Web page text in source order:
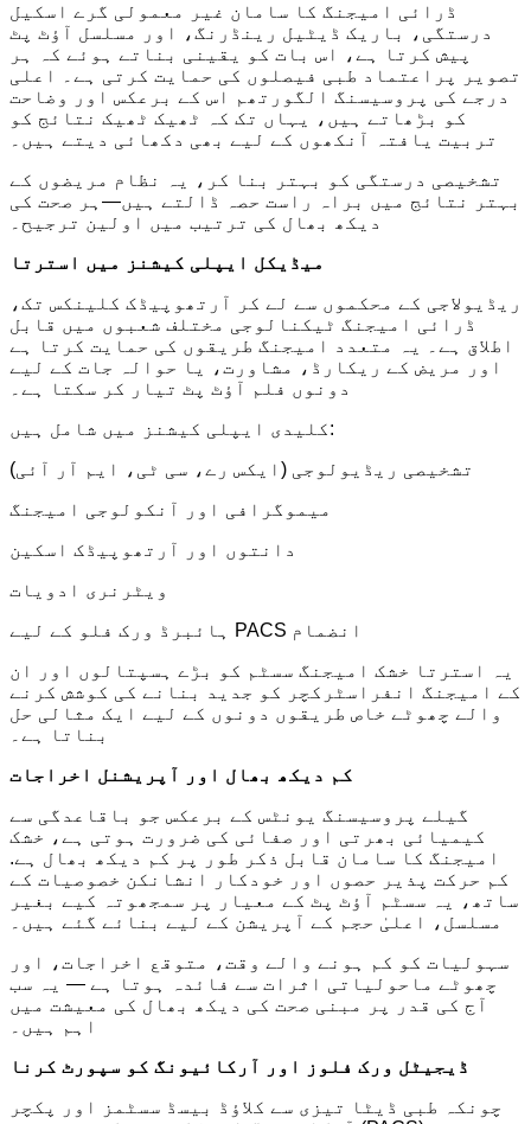
ڈرائی امیجنگ کا سامان غیر معمولی گرے اسکیل
درستگی، باریک ڈیٹیل رینڈرنگ، اور مسلسل آؤٹ پٹ
پیش کرتا ہے، اس بات کو یقینی بناتے ہوئے کہ ہر
تصویر پراعتماد طبی فیصلوں کی حمایت کرتی ہے۔ اعلی
درجے کی پروسیسنگ الگورتھم اس کے برعکس اور وضاحت
کو بڑھاتے ہیں، یہاں تک کہ ٹھیک ٹھیک نتائج کو
تربیت یافتہ آنکھوں کے لیے بھی دکھائی دیتے ہیں۔
تشخیصی درستگی کو بہتر بنا کر، یہ نظام مریضوں کے
بہتر نتائج میں براہ راست حصہ ڈالتے ہیں—ہر صحت کی
دیکھ بھال کی ترتیب میں اولین ترجیح۔
میڈیکل ایپلی کیشنز میں استرتا
ریڈیولاجی کے محکموں سے لے کر آرتھوپیڈک کلینکس تک،
ڈرائی امیجنگ ٹیکنالوجی مختلف شعبوں میں قابل
اطلاق ہے۔ یہ متعدد امیجنگ طریقوں کی حمایت کرتا ہے
اور مریض کے ریکارڈ، مشاورت، یا حوالہ جات کے لیے
دونوں فلم آؤٹ پٹ تیار کر سکتا ہے۔
کلیدی ایپلی کیشنز میں شامل ہیں:
تشخیصی ریڈیولوجی (ایکس رے، سی ٹی، ایم آر آئی)
میموگرافی اور آنکولوجی امیجنگ
دانتوں اور آرتھوپیڈک اسکین
ویٹرنری ادویات
ہائبرڈ ورک فلو کے لیے PACS انضمام
یہ استرتا خشک امیجنگ سسٹم کو بڑے ہسپتالوں اور ان
کے امیجنگ انفراسٹرکچر کو جدید بنانے کی کوشش کرنے
والے چھوٹے خاص طریقوں دونوں کے لیے ایک مثالی حل
بناتا ہے۔
کم دیکھ بھال اور آپریشنل اخراجات
گیلے پروسیسنگ یونٹس کے برعکس جو باقاعدگی سے
کیمیائی بھرتی اور صفائی کی ضرورت ہوتی ہے، خشک
امیجنگ کا سامان قابل ذکر طور پر کم دیکھ بھال ہے.
کم حرکت پذیر حصوں اور خودکار انشانکن خصوصیات کے
ساتھ، یہ سسٹم آؤٹ پٹ کے معیار پر سمجھوتہ کیے بغیر
مسلسل، اعلیٰ حجم کے آپریشن کے لیے بنائے گئے ہیں۔
سہولیات کو کم ہونے والے وقت، متوقع اخراجات، اور
چھوٹے ماحولیاتی اثرات سے فائدہ ہوتا ہے — یہ سب
آج کی قدر پر مبنی صحت کی دیکھ بھال کی معیشت میں
اہم ہیں۔
ڈیجیٹل ورک فلوز اور آرکائیونگ کو سپورٹ کرنا
چونکہ طبی ڈیٹا تیزی سے کلاؤڈ بیسڈ سسٹمز اور پکچر